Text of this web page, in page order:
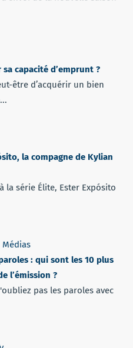
capacité d’emprunt ?
être d’acquérir un bien
la compagne de Kylian
la série Élite, Ester Expósito
Médias
: qui sont les 10 plus
l’émission ?
pas les paroles avec